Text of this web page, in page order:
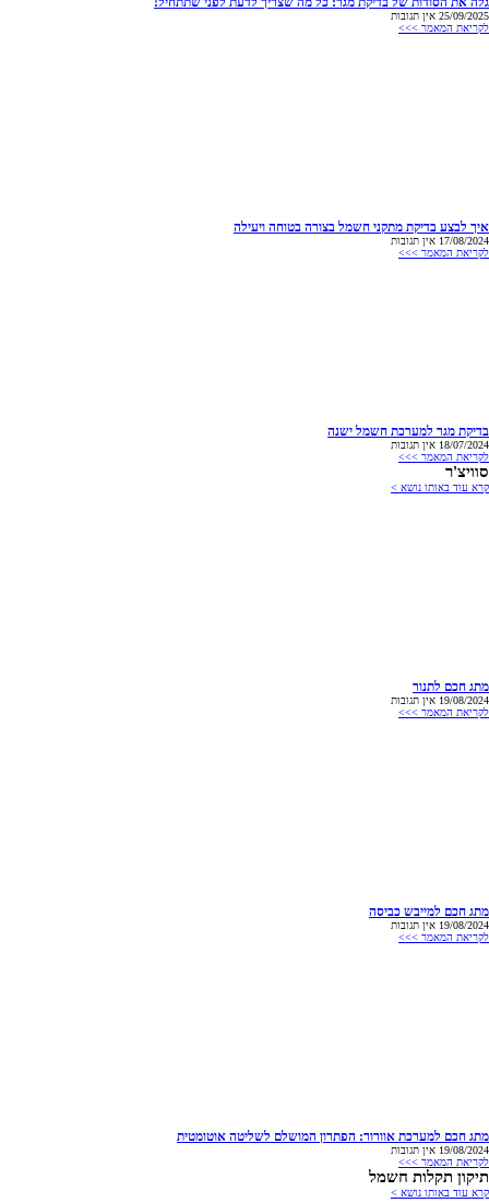
25/09/2025 אין תגובות
לקריאת המאמר >>>
איך לבצע בדיקת מתקני חשמל בצורה בטוחה ויעילה
17/08/2024 אין תגובות
לקריאת המאמר >>>
בדיקת מגר למערכת חשמל ישנה
18/07/2024 אין תגובות
לקריאת המאמר >>>
סוויצ'ר
קרא עוד באותו נושא >
מתג חכם לתנור
19/08/2024 אין תגובות
לקריאת המאמר >>>
מתג חכם למייבש כביסה
19/08/2024 אין תגובות
לקריאת המאמר >>>
מתג חכם למערכת אוורור: הפתרון המושלם לשליטה אוטומטית
19/08/2024 אין תגובות
לקריאת המאמר >>>
תיקון תקלות חשמל
קרא עוד באותו נושא >